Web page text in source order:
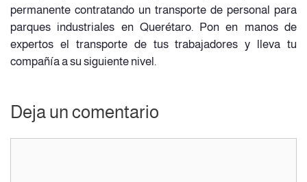
permanente contratando un transporte de personal para
parques industriales en Querétaro. Pon en manos de
expertos el transporte de tus trabajadores y lleva tu
compañía a su siguiente nivel.
Deja un comentario